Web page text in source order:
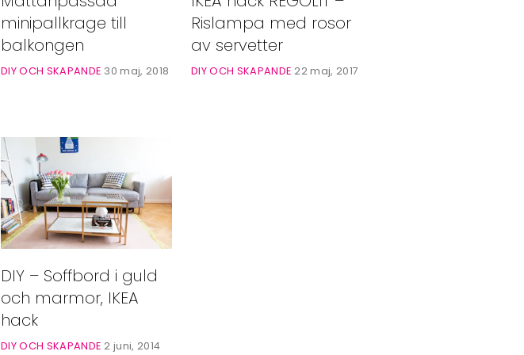
Alla Ämnen
Våra Skribenter
minipallkrage till
balkongen
DIY OCH SKAPANDE 30 maj, 2018
Rislampa med rosor
av servetter
DIY OCH SKAPANDE 22 maj, 2017
DIY – Soffbord i guld
och marmor, IKEA
hack
DIY OCH SKAPANDE 2 juni, 2014